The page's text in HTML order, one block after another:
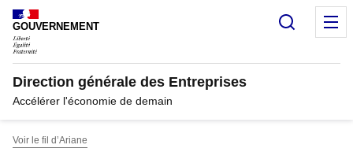
Panneau de gestion des cookies
GOUVERNEMENT
Direction générale des Entreprises
Accélérer l'économie de demain
Voir le fil d’Ariane